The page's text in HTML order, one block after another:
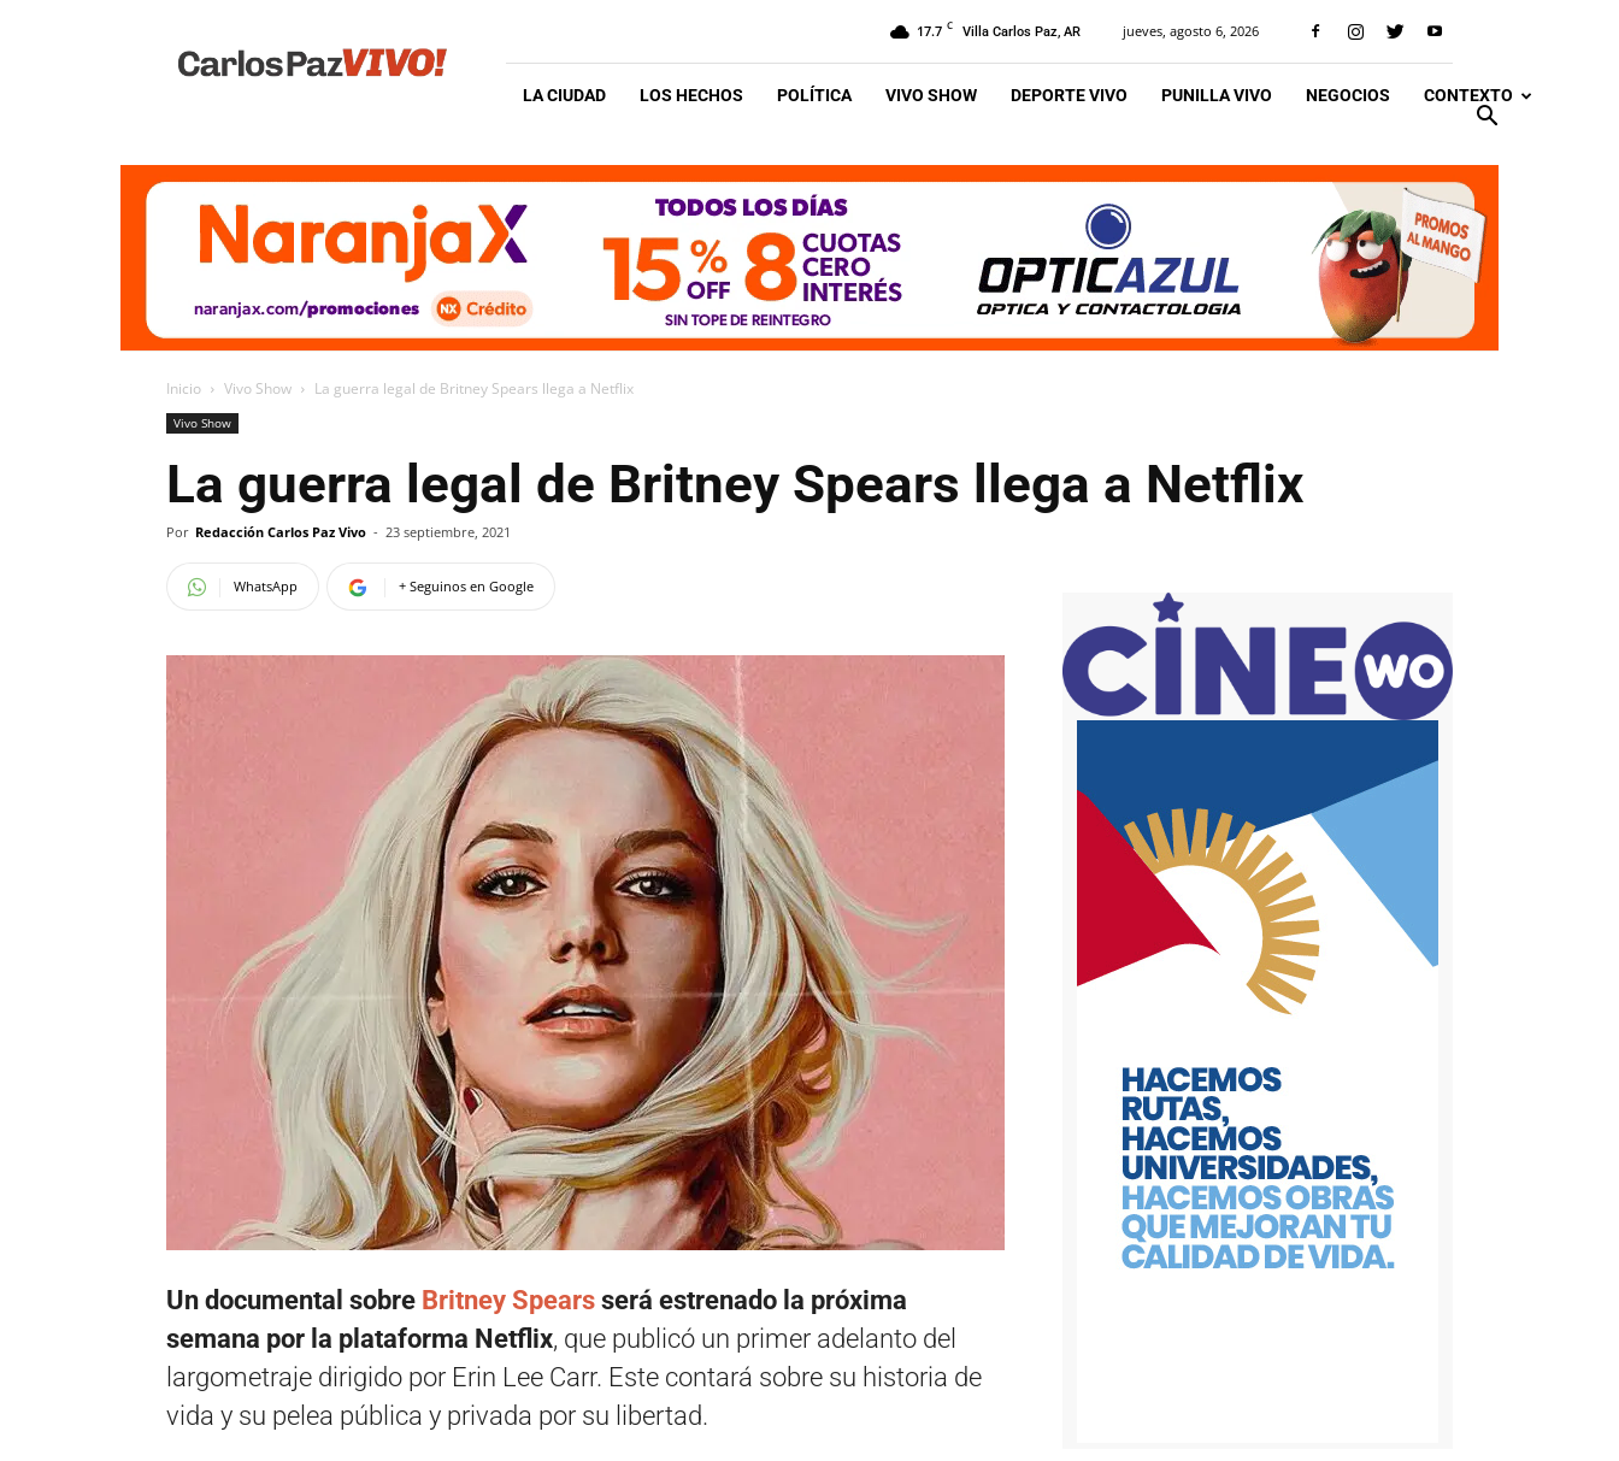
Vivo
17.7 C Villa Carlos Paz, AR jueves, agosto 6, 2026
LA CIUDAD LOS HECHOS POLÍTICA VIVO SHOW DEPORTE VIVO PUNILLA VIVO NEGOCIOS CONTEXTO
Inicio Vivo Show La guerra legal de Britney Spears llega a Netflix
Vivo Show
La guerra legal de Britney Spears llega a Netflix
Por Redacción Carlos Paz Vivo - 23 septiembre, 2021
WhatsApp + Seguinos en Google
Un documental sobre Britney Spears será estrenado la próxima
semana por la plataforma Netflix, que publicó un primer adelanto del
largometraje dirigido por Erin Lee Carr. Este contará sobre su historia de
vida y su pelea pública y privada por su libertad.